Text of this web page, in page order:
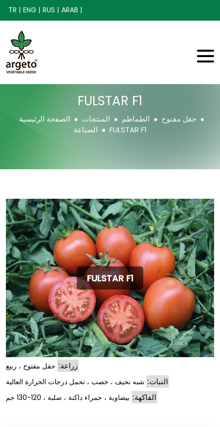
TR | ENG | RUS | ARAB |
FULSTAR F1
الصفحة الرئيسية المنتجات الطماطم
حقل مفتوح
الصناعة
FULSTAR F1
FULSTAR F1
زراعة: حقل مفتوح ، ربيع
النبات: شبه نحيف ، خصب ، تحمل درجات الحرارة العالية
الفاكهة: بيضاوية ، حمراء داكنة ، صلبة ، 120-130 جم